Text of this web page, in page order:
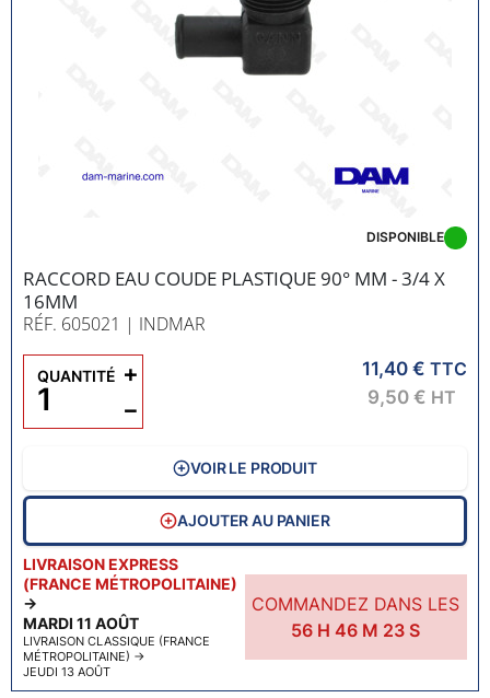
RACCORD EAU COUDE PLASTIQUE 90° MM - 3/4 X
16MM
RÉF. 605021 | INDMAR
LIVRAISON EXPRESS
(FRANCE MÉTROPOLITAINE)
→
MARDI 11 AOÛT
LIVRAISON CLASSIQUE (FRANCE
MÉTROPOLITAINE) →
JEUDI 13 AOÛT
COMMANDEZ DANS LES
56 H46 M 22 S
DISPONIBLE
11,40 € TTC
9,50 € HT
QUANTITÉ
−
+
VOIR LE PRODUIT
AJOUTER AU PANIER